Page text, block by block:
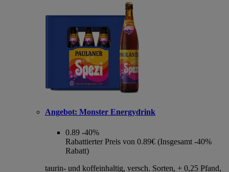
Angebot: Monster Energydrink
0.89 -40%
Rabattierter Preis von 0.89€ (Insgesamt -40%
Rabatt)
taurin- und koffeinhaltig, versch. Sorten, + 0,25 Pfand,